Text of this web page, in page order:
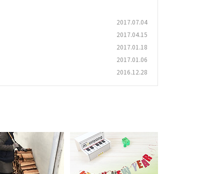
2017.07.04
2017.04.15
2017.01.18
2017.01.06
2016.12.28